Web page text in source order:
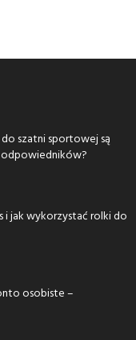
szatni sportowej są
i jak wykorzystać rolki do
osobiste –